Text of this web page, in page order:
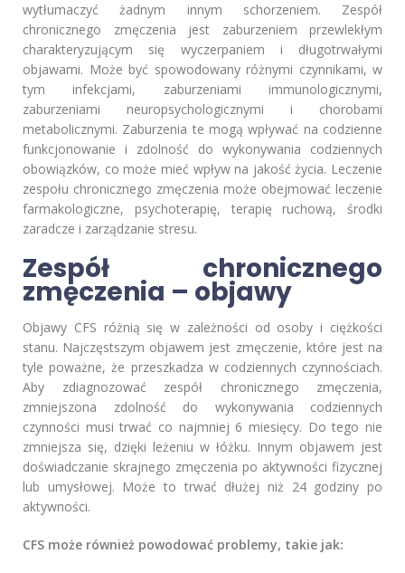
wytłumaczyć żadnym innym schorzeniem. Zespół
chronicznego zmęczenia jest zaburzeniem przewlekłym
charakteryzującym się wyczerpaniem i długotrwałymi
objawami. Może być spowodowany różnymi czynnikami, w
tym infekcjami, zaburzeniami immunologicznymi,
zaburzeniami neuropsychologicznymi i chorobami
metabolicznymi. Zaburzenia te mogą wpływać na codzienne
funkcjonowanie i zdolność do wykonywania codziennych
obowiązków, co może mieć wpływ na jakość życia. Leczenie
zespołu chronicznego zmęczenia może obejmować leczenie
farmakologiczne, psychoterapię, terapię ruchową, środki
zaradcze i zarządzanie stresu.
Zespół chronicznego
zmęczenia – objawy
Objawy CFS różnią się w zależności od osoby i ciężkości
stanu. Najczęstszym objawem jest zmęczenie, które jest na
tyle poważne, że przeszkadza w codziennych czynnościach.
Aby zdiagnozować zespół chronicznego zmęczenia,
zmniejszona zdolność do wykonywania codziennych
czynności musi trwać co najmniej 6 miesięcy. Do tego nie
zmniejsza się, dzięki leżeniu w łóżku. Innym objawem jest
doświadczanie skrajnego zmęczenia po aktywności fizycznej
lub umysłowej. Może to trwać dłużej niż 24 godziny po
aktywności.
CFS może również powodować problemy, takie jak: